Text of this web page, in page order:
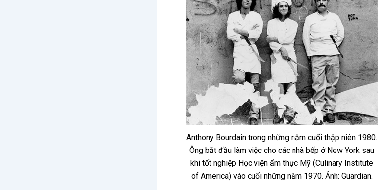
Anthony Bourdain trong những năm cuối thập niên 1980.
Ông bắt đầu làm việc cho các nhà bếp ở New York sau
khi tốt nghiệp Học viện ẩm thực Mỹ (Culinary Institute
of America) vào cuối những năm 1970. Ảnh: Guardian.